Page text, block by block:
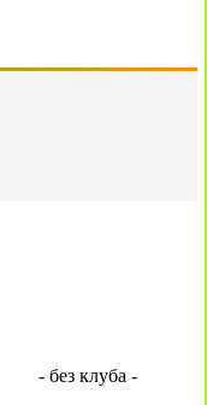
- без клуба -